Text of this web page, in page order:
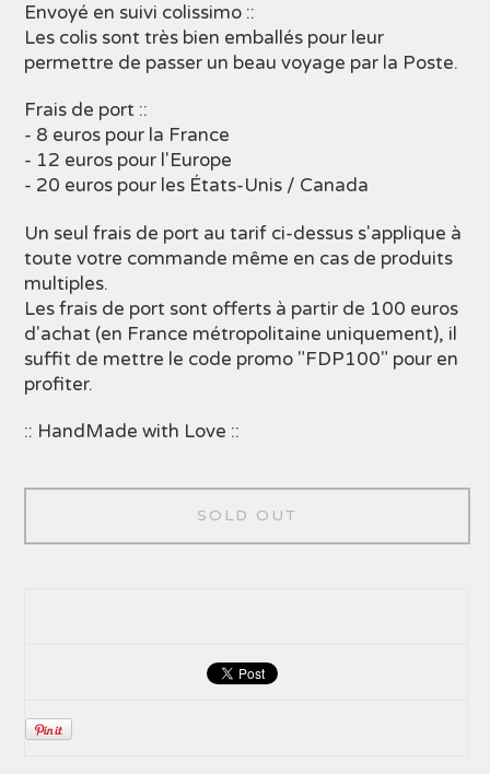
Envoyé en suivi colissimo ::
Les colis sont très bien emballés pour leur
permettre de passer un beau voyage par la Poste.
Frais de port ::
- 8 euros pour la France
- 12 euros pour l'Europe
- 20 euros pour les États-Unis / Canada
Un seul frais de port au tarif ci-dessus s'applique à
toute votre commande même en cas de produits
multiples.
Les frais de port sont offerts à partir de 100 euros
d'achat (en France métropolitaine uniquement), il
suffit de mettre le code promo "FDP100" pour en
profiter.
:: HandMade with Love ::
SOLD OUT